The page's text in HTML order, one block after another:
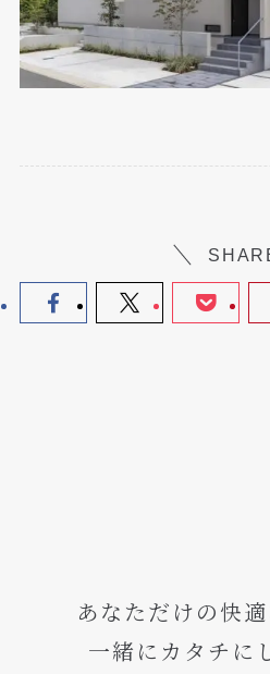
あなただけの快適
一緒にカタチに